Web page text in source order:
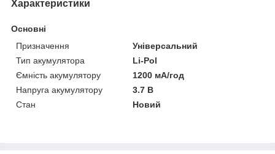
Характеристики
Основні
Призначення
Універсальний
Тип акумулятора
Li-Pol
Ємність акумулятору
1200 мА/год
Напруга акумулятору
3.7 В
Стан
Новий